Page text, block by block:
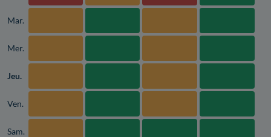
Mar.
Mer.
Jeu.
Ven.
Sam.